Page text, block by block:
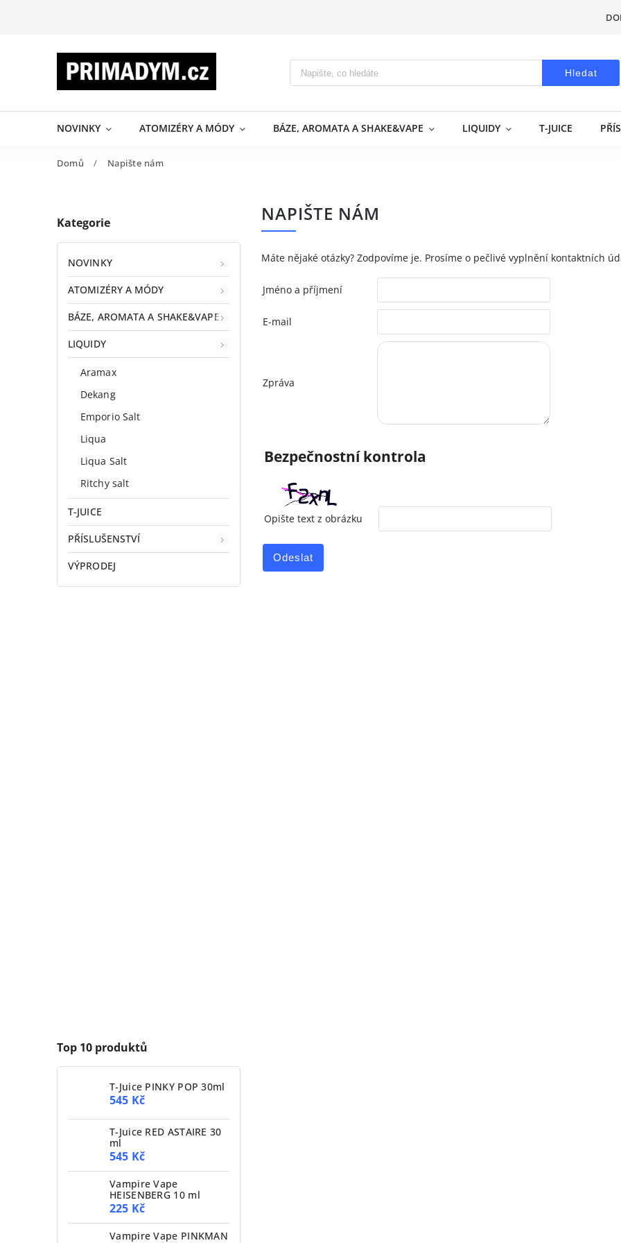
Hledat
NOVINKY ATOMIZÉRY A MÓDY BÁZE, AROMATA A SHAKE&VAPE LIQUIDY T-JUICE
Domů / Napište nám
Kategorie
NOVINKY
ATOMIZÉRY A MÓDY
BÁZE, AROMATA A SHAKE&VAPE
LIQUIDY
Aramax
Dekang
Emporio Salt
Liqua
Liqua Salt
Ritchy salt
T-JUICE
PŘÍSLUŠENSTVÍ
VÝPRODEJ
Top 10 produktů
T-Juice PINKY POP 30ml
545 Kč
T-Juice RED ASTAIRE 30
ml
545 Kč
Vampire Vape
HEISENBERG 10 ml
225 Kč
Vampire Vape PINKMAN
NAPIŠTE NÁM
Máte nějaké otázky? Zodpovíme je. Prosíme o pečlivé vyplnění kontaktních
Jméno a příjmení
E-mail
Zpráva
Bezpečnostní kontrola
Opište text z obrázku
Odeslat